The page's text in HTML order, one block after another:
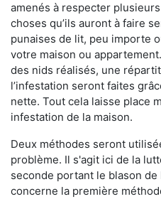
amenés à respecter
choses qu’ils auront à faire
punaises de lit, peu importe
votre maison ou
des nids réalisés, une
l’infestation seront faites
nette. Tout cela laisse place
infestation de la maison.
Deux méthodes seront
problème. Il s'agit ici de la
seconde portant le blason
concerne la première